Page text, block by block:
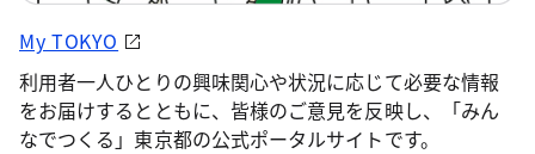
My TOKYO
利用者一人ひとりの興味関心や状況に応じて必要な情報
をお届けするとともに、皆様のご意見を反映し、「みん
なでつくる」東京都の公式ポータルサイトです。